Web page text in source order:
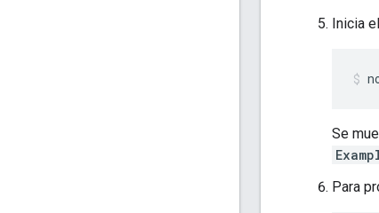
Inicia
Se
Para